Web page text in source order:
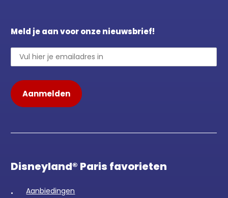
Meld je aan voor onze nieuwsbrief!
Disneyland® Paris favorieten
Aanbiedingen